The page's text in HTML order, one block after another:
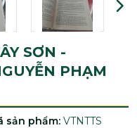
SƠN -
PHẠM
sản phẩm: VTNTTS